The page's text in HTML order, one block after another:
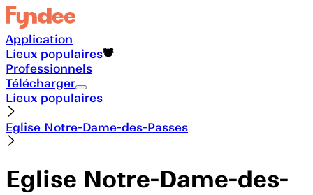
Application
Lieux populaires
Professionnels
Télécharger
Lieux populaires
Eglise Notre-Dame-des-Passes
Eglise Notre-Dame-des-